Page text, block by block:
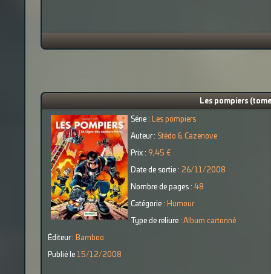
Les pompiers
Série : Les pompiers
Auteur : Stédo & Cazenove
Prix : 9,45 €
Date de sortie : 26/11/2008
Nombre de pages : 48
Catégorie : Humour
Type de reliure : Album cartonné
Éditeur : Bamboo
Publié le 15/12/2008